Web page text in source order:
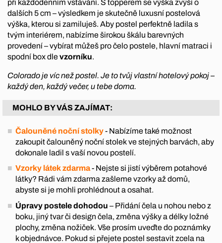
při každodenním vstávání. S topperem se výška zvýší o
dalších 5 cm – výsledkem je skutečně luxusní postelová
výška, kterou si zamiluješ. Aby postel perfektně ladila s
tvým interiérem, nabízíme širokou škálu barevných
provedení – vybírat můžeš pro čelo postele, hlavní matraci i
spodní box dlevzorníku.
Colorado je víc než postel. Je to tvůj vlastní hotelový pokoj –
každý den, každý večer, u tebe doma.
MOHLO BY VÁS ZAJÍMAT:
Čalouněné noční stolky- Nabízíme také možnost
zakoupit čalouněný noční stolek ve stejných barvách, aby
dokonale ladil s vaší novou postelí.
Vzorky látek zdarma- Nejste si jistí výběrem potahové
látky? Rádi vám zdarma zašleme vzorky až domů,
abyste si je mohli prohlédnout a osahat.
Úpravy postele dohodou – Přidání čela u nohou nebo z
boku, jiný tvar či design čela, změna výšky a délky ložné
plochy, změna nožiček. Vše prosím uveďte do poznámky
k objednávce. Pokud si přejete postel sestavit zcela na